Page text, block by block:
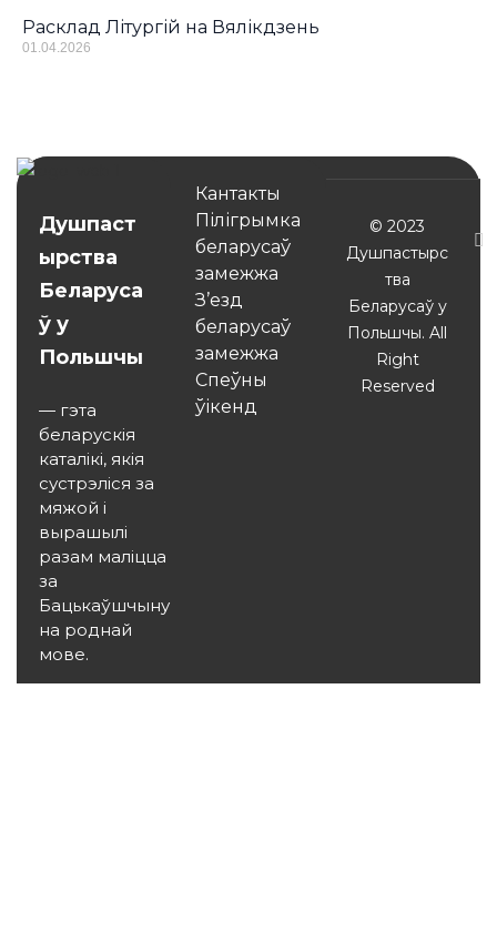
Расклад Літургій на Вялікдзень
01.04.2026
Душпаст
ырства
Беларуса
ў у
Польшчы
— гэта
беларускія
каталікі, якія
сустрэліся за
мяжой і
вырашылі
разам маліцца
за
Бацькаўшчыну
на роднай
мове.
Кантакты
Пілігрымка
беларусаў
замежжа
З’езд
беларусаў
замежжа
Спеўны
ўікенд
© 2023
Душпастырс
тва
Беларусаў у
Польшчы. All
Right
Reserved